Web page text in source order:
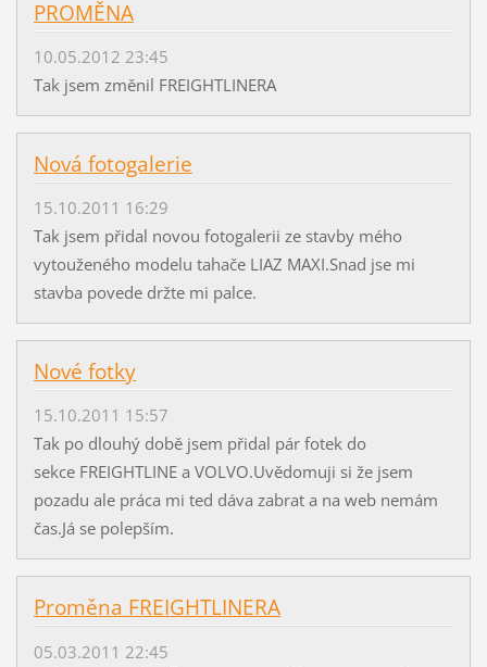
PROMĚNA
10.05.2012 23:45
Tak jsem změnil FREIGHTLINERA
Nová fotogalerie
15.10.2011 16:29
Tak jsem přidal novou fotogalerii ze stavby mého
vytouženého modelu tahače LIAZ MAXI.Snad jse mi
stavba povede držte mi palce.
Nové fotky
15.10.2011 15:57
Tak po dlouhý době jsem přidal pár fotek do
sekce FREIGHTLINE a VOLVO.Uvědomuji si že jsem
pozadu ale práca mi ted dáva zabrat a na web nemám
čas.Já se polepším.
Proměna FREIGHTLINERA
05.03.2011 22:45